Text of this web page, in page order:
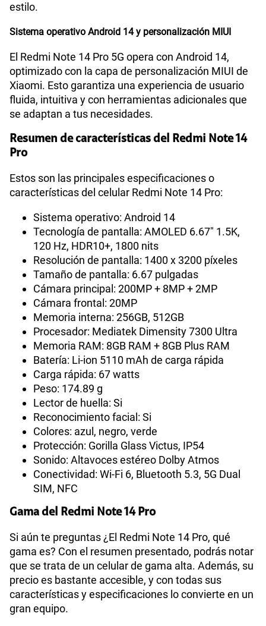
estilo.
Sistema operativo Android 14 y personalización MIUI
El Redmi Note 14 Pro 5G opera con Android 14,
optimizado con la capa de personalización MIUI de
Xiaomi. Esto garantiza una experiencia de usuario
fluida, intuitiva y con herramientas adicionales que
se adaptan a tus necesidades.
Resumen de características del Redmi Note 14
Pro
Estos son las principales especificaciones o
características del celular Redmi Note 14 Pro:
Sistema operativo: Android 14
Tecnología de pantalla: AMOLED 6.67" 1.5K,
120 Hz, HDR10+, 1800 nits
Resolución de pantalla: 1400 x 3200 píxeles
Tamaño de pantalla: 6.67 pulgadas
Cámara principal: 200MP + 8MP + 2MP
Cámara frontal: 20MP
Memoria interna: 256GB, 512GB
Procesador: Mediatek Dimensity 7300 Ultra
Memoria RAM: 8GB RAM + 8GB Plus RAM
Batería: Li-ion 5110 mAh de carga rápida
Carga rápida: 67 watts
Peso: 174.89 g
Lector de huella: Si
Reconocimiento facial: Si
Colores: azul, negro, verde
Protección: Gorilla Glass Victus, IP54
Sonido: Altavoces estéreo Dolby Atmos
Conectividad: Wi-Fi 6, Bluetooth 5.3, 5G Dual
SIM, NFC
Gama del Redmi Note 14 Pro
Si aún te preguntas ¿El Redmi Note 14 Pro, qué
gama es? Con el resumen presentado, podrás notar
que se trata de un celular de gama alta. Además, su
precio es bastante accesible, y con todas sus
características y especificaciones lo convierte en un
gran equipo.